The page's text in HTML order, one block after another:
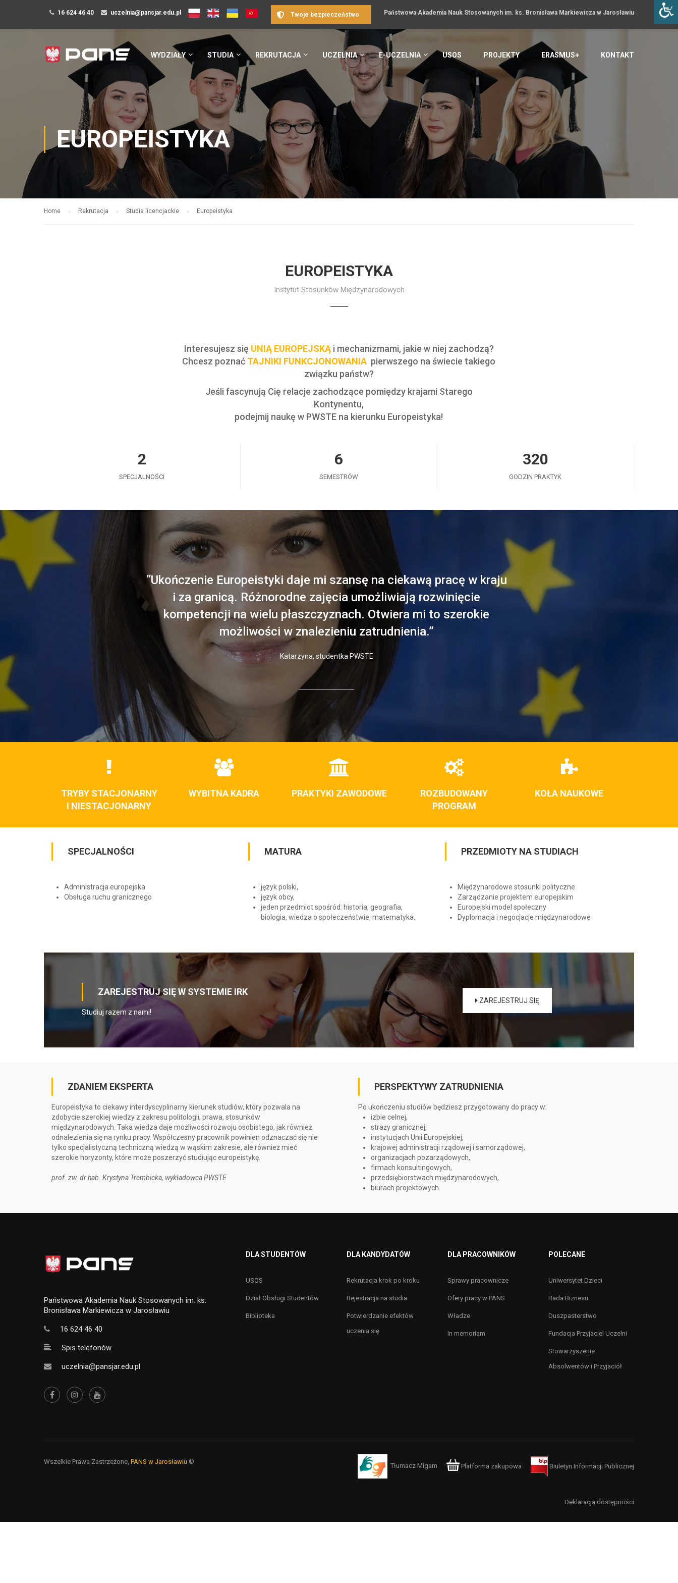
16 624 46 40 uczelnia@pansjar.edu.pl Państwowa Akademia Nauk Stosowanych im. ks. Bronisława Markiewicza w Jarosławiu
Twoje bezpieczeństwo
WYDZIAŁY STUDIA REKRUTACJA UCZELNIA E-UCZELNIA USOS PROJEKTY ERASMUS+ KONTAKT
EUROPEISTYKA
Home Rekrutacja Studia licencjackie Europeistyka
EUROPEISTYKA
Instytut Stosunków Międzynarodowych
Interesujesz się UNIĄ EUROPEJSKĄi mechanizmami, jakie w niej zachodzą?
Chcesz poznać TAJNIKI FUNKCJONOWANIA pierwszego na świecie takiego
związku państw?
Jeśli fascynują Cię relacje zachodzące pomiędzy krajami Starego
Kontynentu,
podejmij naukę w PWSTE na kierunku Europeistyka!
2
SPECJALNOŚCI
6
SEMESTRÓW
320
GODZIN PRAKTYK
“Ukończenie Europeistyki daje mi szansę na ciekawą pracę w kraju
i za granicą. Różnorodne zajęcia umożliwiają rozwinięcie
kompetencji na wielu płaszczyznach. Otwiera mi to szerokie
możliwości w znalezieniu zatrudnienia.”
Katarzyna, studentka PWSTE
TRYBY STACJONARNY
I NIESTACJONARNY
WYBITNA KADRA PRAKTYKI ZAWODOWE
ROZBUDOWANY
PROGRAM
KOŁA NAUKOWE
SPECJALNOŚCI
Administracja europejska
Obsługa ruchu granicznego
MATURA
język polski,
język obcy,
jeden przedmiot spośród: historia, geografia,
biologia, wiedza o społeczeństwie, matematyka.
PRZEDMIOTY NA STUDIACH
Międzynarodowe stosunki polityczne
Zarządzanie projektem europejskim
Europejski model społeczny
Dyplomacja i negocjacje międzynarodowe
ZAREJESTRUJ SIĘ W SYSTEMIE IRK
Studiuj razem z nami!
ZAREJESTRUJ SIĘ
ZDANIEM EKSPERTA
Europeistyka to ciekawy interdyscyplinarny kierunek studiów, który pozwala na
zdobycie szerokiej wiedzy z zakresu politologii, prawa, stosunków
międzynarodowych. Taka wiedza daje możliwości rozwoju osobistego, jak również
odnalezienia się na rynku pracy. Współczesny pracownik powinien odznaczać się nie
tylko specjalistyczną techniczną wiedzą w wąskim zakresie, ale również mieć
szerokie horyzonty, które może poszerzyć studiując europeistykę.
prof. zw. dr hab. Krystyna Trembicka, wykładowca PWSTE
PERSPEKTYWY ZATRUDNIENIA
Po ukończeniu studiów będziesz przygotowany do pracy w:
izbie celnej,
straży granicznej,
instytucjach Unii Europejskiej,
krajowej administracji rządowej i samorządowej,
organizacjach pozarządowych,
firmach konsultingowych,
przedsiębiorstwach międzynarodowych,
biurach projektowych.
Państwowa Akademia Nauk Stosowanych im. ks.
Bronisława Markiewicza w Jarosławiu
16 624 46 40
Spis telefonów
uczelnia@pansjar.edu.pl
DLA STUDENTÓW
USOS
Dział Obsługi Studentów
Biblioteka
DLA KANDYDATÓW
Rekrutacja krok po kroku
Rejestracja na studia
Potwierdzanie efektów
uczenia się
DLA PRACOWNIKÓW
Sprawy pracownicze
Ofery pracy w PANS
Władze
In memoriam
POLECANE
Uniwersytet Dzieci
Rada Biznesu
Duszpasterstwo
Fundacja Przyjaciel Uczelni
Stowarzyszenie
Absolwentów i Przyjaciół
Wszelkie Prawa Zastrzeżone, PANS w Jarosławiu ©
Tłumacz Migam Platforma zakupowa Biuletyn Informacji Publicznej
Deklaracja dostępności